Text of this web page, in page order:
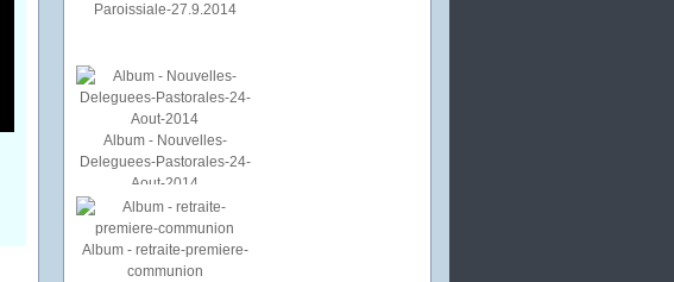
Paroissiale-27.9.2014
Album - Nouvelles-
Deleguees-Pastorales-24-
Aout-2014
Album - retraite-premiere-
communion